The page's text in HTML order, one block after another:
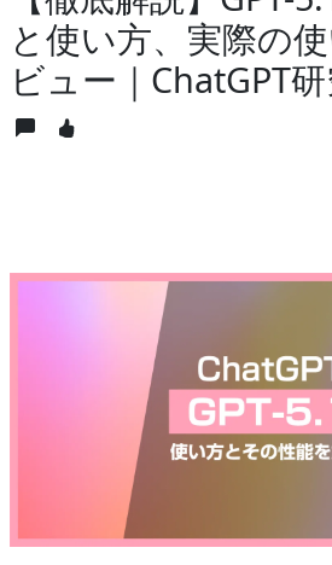
と使い方、実際の
ビュー｜ChatGPT